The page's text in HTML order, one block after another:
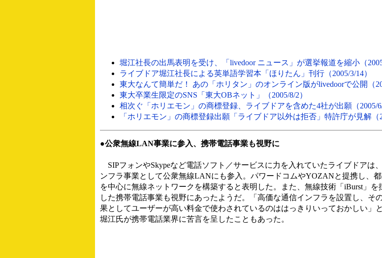
堀江社長の出馬表明を受け、「livedoor ニュース」が選挙報道を縮小（
ライブドア堀江社長による英単語学習本「ほりたん」刊行（2005/3/14）
東大なんて簡単だ！ あの「ホリタン」のオンライン版がlivedoorで公開（
東大卒業生限定のSNS「東大OBネット」（2005/8/2）
相次ぐ「ホリエモン」の商標登録、ライブドアを含めた4社が出願（2005/6/
「ホリエモン」の商標登録出願「ライブドア以外は拒否」特許庁が見解（
●公衆無線LAN事業に参入、携帯電話事業も視野に
SIPフォンやSkypeなど電話ソフト／サービスに力を入れていたライブドアは
ンフラ事業として公衆無線LANにも参入。パワードコムやYOZANと提携し、
を中心に無線ネットワークを構築すると表明した。また、無線技術「iBurst」を
した携帯電話事業も視野にあったようだ。「高価な通信インフラを設置し、そ
果としてユーザーが高い料金で使わされているのははっきりいっておかしい」と
堀江氏が携帯電話業界に苦言を呈したこともあった。